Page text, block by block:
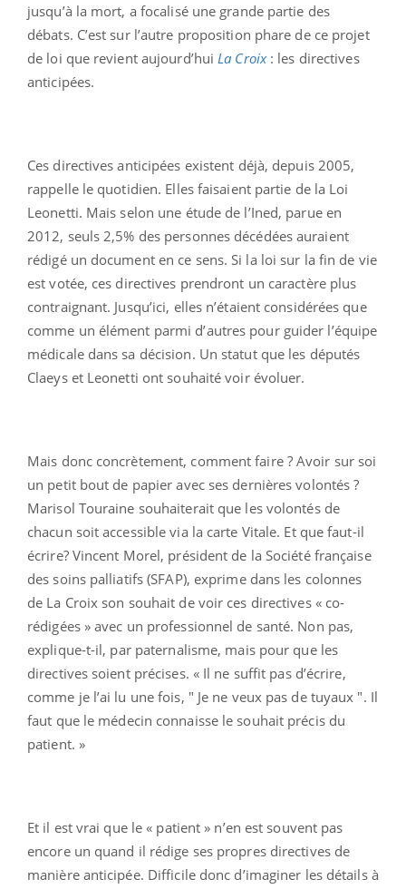
jusqu’à la mort, a focalisé une grande partie des
débats. C’est sur l’autre proposition phare de ce projet
de loi que revient aujourd’hui La Croix: les directives
anticipées.
Ces directives anticipées existent déjà, depuis 2005,
rappelle le quotidien. Elles faisaient partie de la Loi
Leonetti. Mais selon une étude de l’Ined, parue en
2012, seuls 2,5% des personnes décédées auraient
rédigé un document en ce sens. Si la loi sur la fin de vie
est votée, ces directives prendront un caractère plus
contraignant. Jusqu’ici, elles n’étaient considérées que
comme un élément parmi d’autres pour guider l’équipe
médicale dans sa décision. Un statut que les députés
Claeys et Leonetti ont souhaité voir évoluer.
Mais donc concrètement, comment faire ? Avoir sur soi
un petit bout de papier avec ses dernières volontés ?
Marisol Touraine souhaiterait que les volontés de
chacun soit accessible via la carte Vitale. Et que faut-il
écrire? Vincent Morel, président de la Société française
des soins palliatifs (SFAP), exprime dans les colonnes
de La Croix son souhait de voir ces directives « co-
rédigées » avec un professionnel de santé. Non pas,
explique-t-il, par paternalisme, mais pour que les
directives soient précises. « Il ne suffit pas d’écrire,
comme je l’ai lu une fois, " Je ne veux pas de tuyaux ". Il
faut que le médecin connaisse le souhait précis du
patient. »
Et il est vrai que le « patient » n’en est souvent pas
encore un quand il rédige ses propres directives de
manière anticipée. Difficile donc d’imaginer les détails à